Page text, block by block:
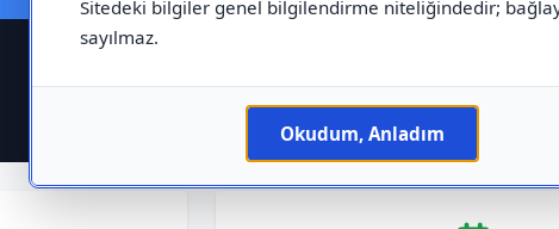
Sitedeki bilgiler genel bilgilendirme niteliğindedir;
sayılmaz.
Okudum, Anladım